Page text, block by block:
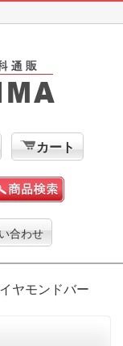
カート
合わせ
ヤモンドバー